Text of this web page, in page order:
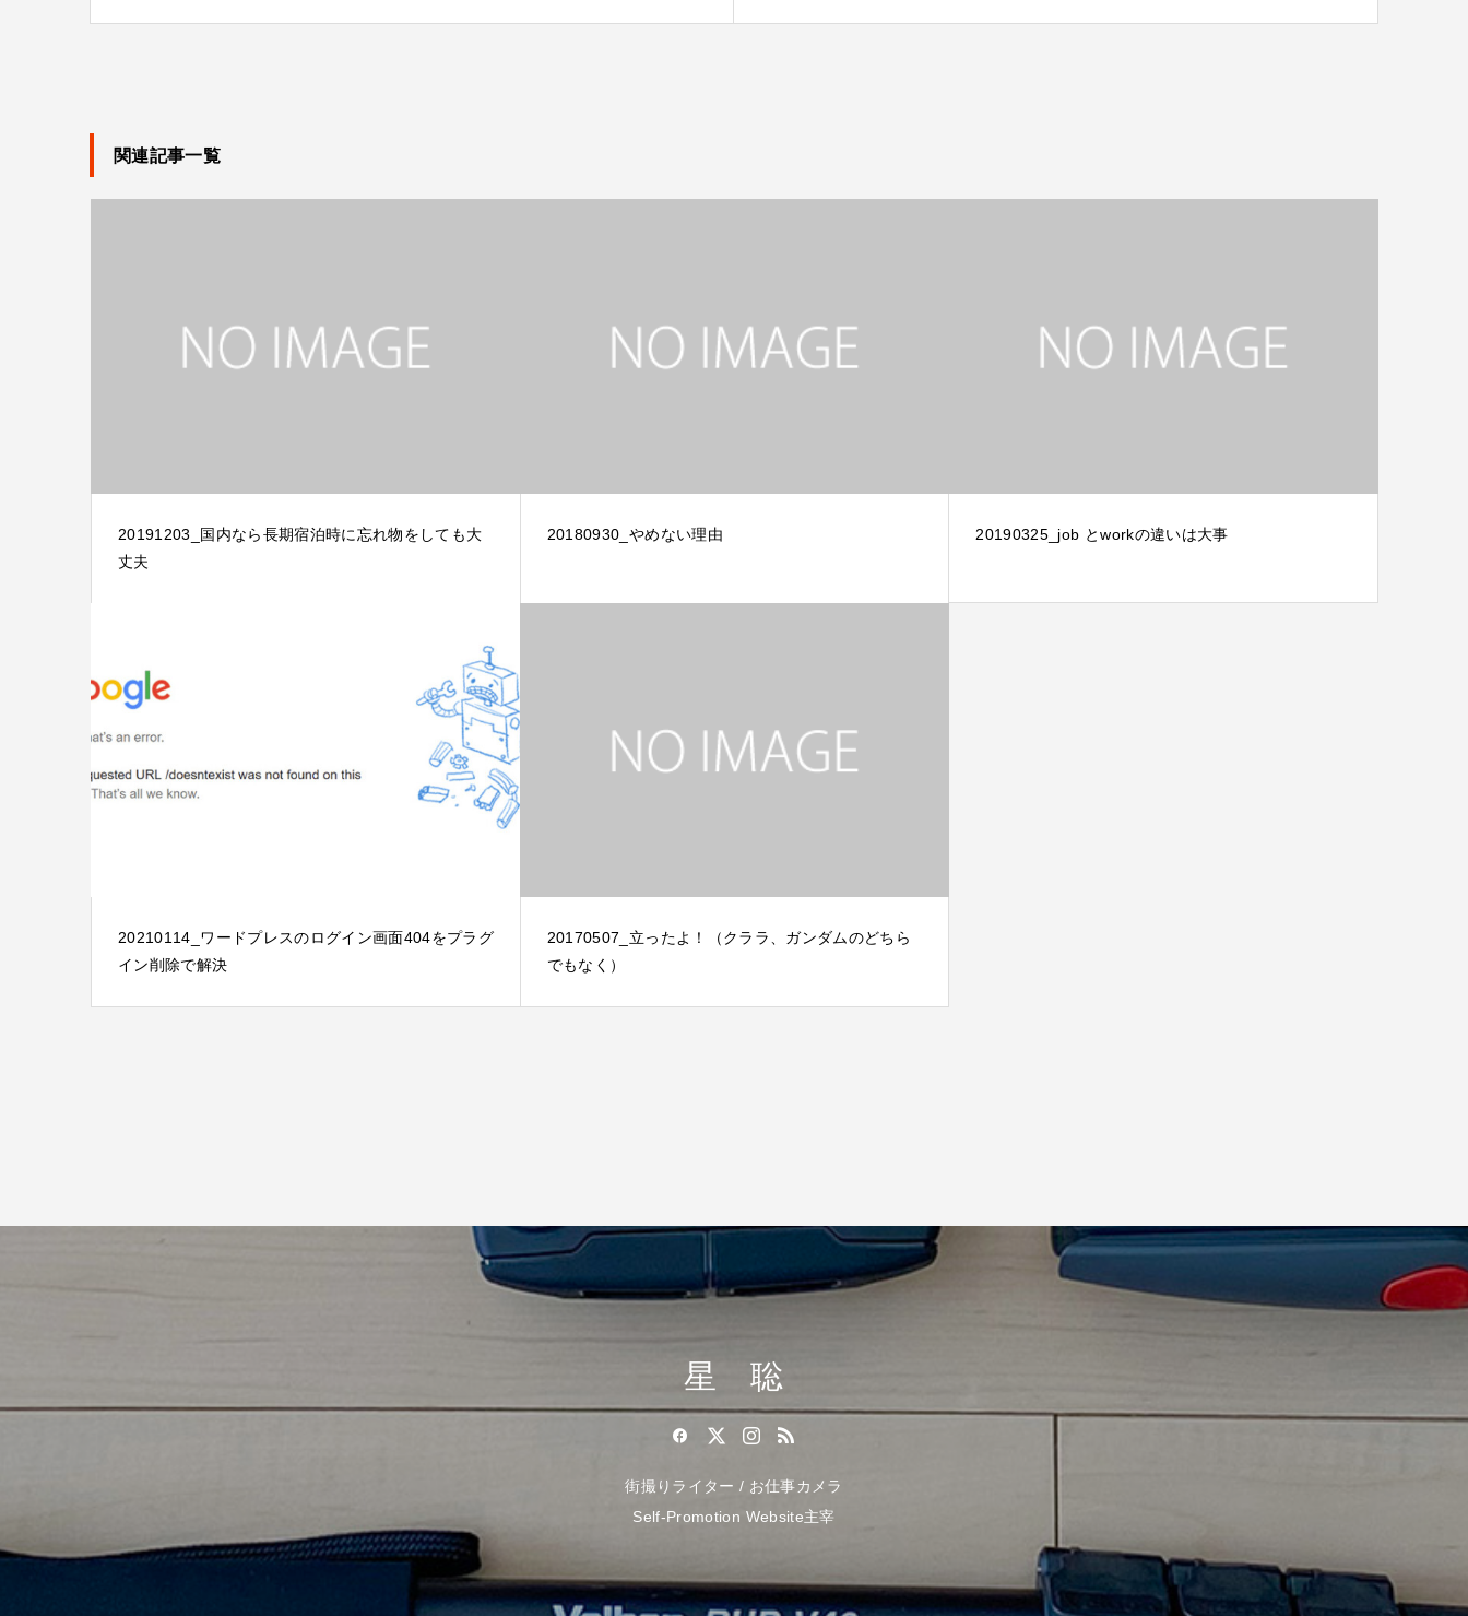
関連記事一覧
20191203_国内なら長期宿泊時に忘れ物をしても大
丈夫
20180930_やめない理由 20190325_job とworkの違いは大事
20210114_ワードプレスのログイン画面404をプラグ
イン削除で解決
20170507_立ったよ！（クララ、ガンダムのどちら
でもなく）
星 聡
街撮りライター / お仕事カメラ
Self-Promotion Website主宰